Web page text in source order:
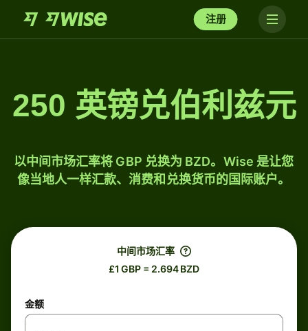
注册
250 英镑兑伯利兹元
以中间市场汇率将 GBP 兑换为 BZD。Wise 是让您
像当地人一样汇款、消费和兑换货币的国际账户。
中间市场汇率
£1 GBP = 2.694 BZD
金额